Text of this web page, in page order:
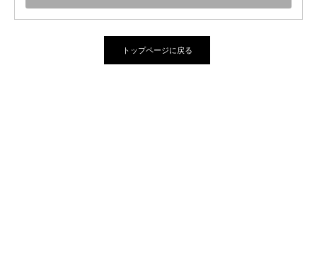
トップページに戻る